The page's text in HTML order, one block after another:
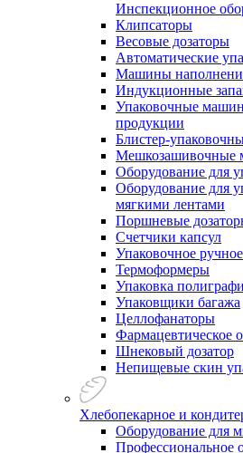
Инспекционное
Клипсаторы
Весовые дозаторы
Автоматические
Машины
Индукционные
Упаковочные
продукции
Блистер-
Мешкозашивочные
Оборудование для
Оборудование для
мягкими лентами
Поршневые
Счетчики капсул
Упаковочное
Термоформеры
Упаковка
Упаковщики багажа
Целлофанаторы
Фармацевтическое
Шнековый дозатор
Непищевые скин
Хлебопекарное и
Оборудование для
Профессиональное